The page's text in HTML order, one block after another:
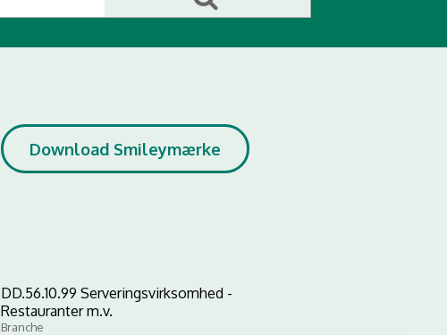
Download Smileymærke
DD.56.10.99 Serveringsvirksomhed -
Restauranter m.v.
Branche